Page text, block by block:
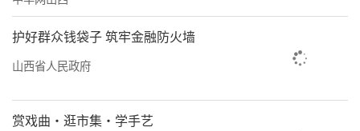
海这座经济、人文交流最活跃的城市，更立
体、更全面、更直观地展示山西文化，让更多
的人了解山西不仅有古老的建筑和悠久的历
护好群众钱袋子 筑牢金融防火墙
山西省人民政府
赏戏曲·逛市集·学手艺